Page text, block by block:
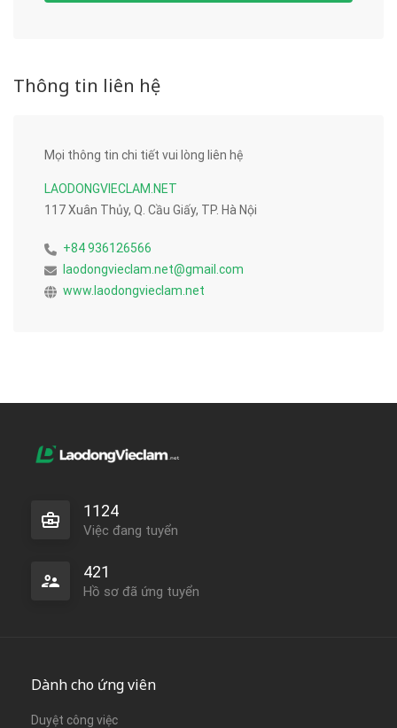
Thông tin liên hệ
Mọi thông tin chi tiết vui lòng liên hệ
LAODONGVIECLAM.NET
117 Xuân Thủy, Q. Cầu Giấy, TP. Hà Nội
+84 936126566
laodongvieclam.net@gmail.com
www.laodongvieclam.net
1124
Việc đang tuyển
421
Hồ sơ đã ứng tuyển
Dành cho ứng viên
Duyệt công việc